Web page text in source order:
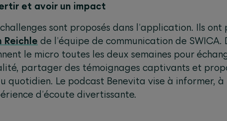
et avoir un impact
challenges sont proposés dans l’application. Ils
Reichle de l’équipe de communication de
le micro toutes les deux semaines pour
partager des témoignages captivants et
quotidien. Le podcast Benevita vise à informer,
d’écoute divertissante.